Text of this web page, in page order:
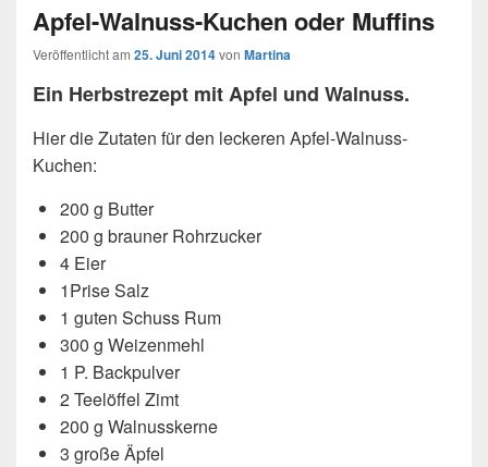
Apfel-Walnuss-Kuchen oder Muffins
Veröffentlicht am 25. Juni 2014von Martina
Ein Herbstrezept mit Apfel und Walnuss.
Hier die Zutaten für den leckeren Apfel-Walnuss-
Kuchen:
200 g Butter
200 g brauner Rohrzucker
4 Eier
1Prise Salz
1 guten Schuss Rum
300 g Weizenmehl
1 P. Backpulver
2 Teelöffel Zimt
200 g Walnusskerne
3 große Äpfel